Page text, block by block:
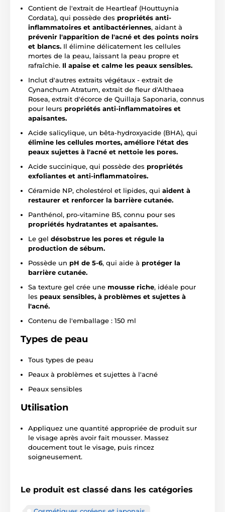
Contient de l'extrait de Heartleaf (Houttuynia
Cordata), qui possède des propriétés anti-
inflammatoires et antibactériennes, aidant à
prévenir l'apparition de l'acné et des points noirs
et blancs. Il élimine délicatement les cellules
mortes de la peau, laissant la peau propre et
rafraîchie. Il apaise et calme les peaux sensibles.
Inclut d'autres extraits végétaux - extrait de
Cynanchum Atratum, extrait de fleur d'Althaea
Rosea, extrait d'écorce de Quillaja Saponaria, connus
pour leurs propriétés anti-inflammatoires et
apaisantes.
Acide salicylique, un bêta-hydroxyacide (BHA), qui
élimine les cellules mortes, améliore l'état des
peaux sujettes à l'acné et nettoie les pores.
Acide succinique, qui possède des propriétés
exfoliantes et anti-inflammatoires.
Céramide NP, cholestérol et lipides, qui aident à
restaurer et renforcer la barrière cutanée.
Panthénol, pro-vitamine B5, connu pour ses
propriétés hydratantes et apaisantes.
Le gel désobstrue les pores et régule la
production de sébum.
Possède un pH de 5-6, qui aide à protéger la
barrière cutanée.
Sa texture gel crée une mousse riche, idéale pour
les peaux sensibles, à problèmes et sujettes à
l'acné.
Contenu de l'emballage : 150 ml
Types de peau
Tous types de peau
Peaux à problèmes et sujettes à l'acné
Peaux sensibles
Utilisation
Appliquez une quantité appropriée de produit sur
le visage après avoir fait mousser. Massez
doucement tout le visage, puis rincez
soigneusement.
Le produit est classé dans les catégories